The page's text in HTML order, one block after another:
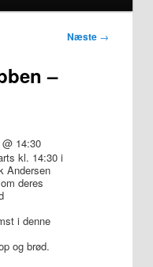
Næste →
–
14:30
kl. 14:30 i
Andersen
deres
i denne
og brød.